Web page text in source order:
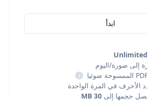
ابدأ
Unlimited
i
الأحرف في المرة الواحدة
حجمها إلى 30 MB